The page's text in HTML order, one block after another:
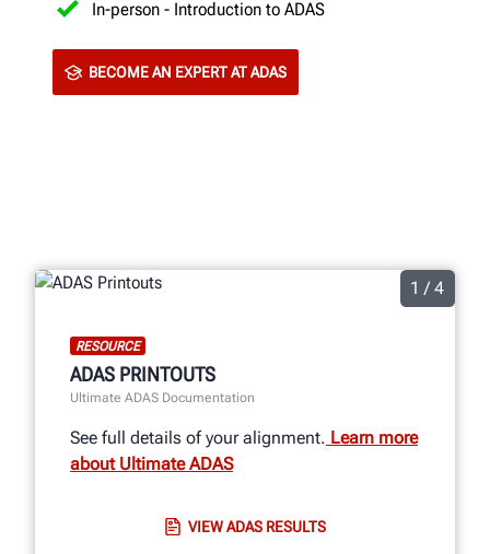
In-person - Introduction to ADAS
BECOME AN EXPERT AT ADAS
1 / 4
RESOURCE
ADAS PRINTOUTS
Ultimate ADAS Documentation
See full details of your alignment. Learn more
about Ultimate ADAS
VIEW ADAS RESULTS